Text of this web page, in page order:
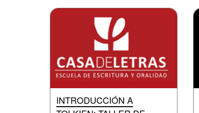
INTRODUCCIÓN A